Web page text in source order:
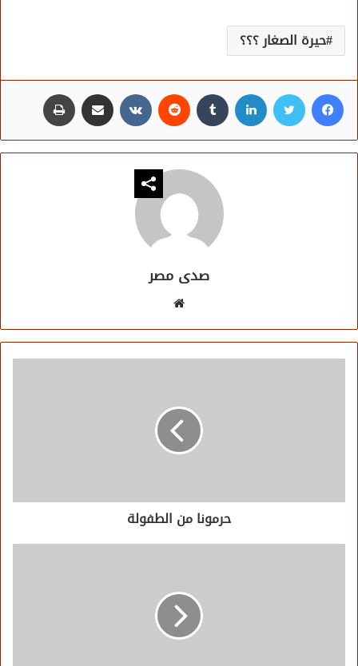
حيرة الصغار ؟؟؟
فيسبوك تويتر لينكدإن مشاركة عبر البريد
صدى مصر
حرمونا من الطفولة